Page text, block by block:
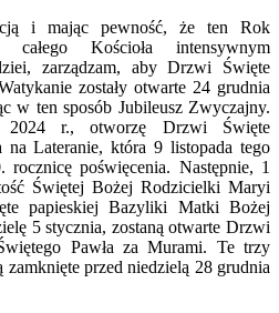
i mając pewność, że ten Rok
Kościoła intensywnym
zarządzam, aby Drzwi Święte
zostały otwarte 24 grudnia
w ten sposób Jubileusz Zwyczajny.
r., otworzę Drzwi Święte
na Lateranie, która 9 listopada tego
poświęcenia. Następnie, 1
Świętej Bożej Rodzicielki Maryi
papieskiej Bazyliki Matki Bożej
5 stycznia, zostaną otwarte Drzwi
Pawła za Murami. Te trzy
przed niedzielą 28 grudnia